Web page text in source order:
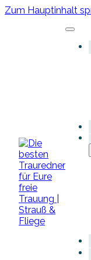
Zum Hauptinhalt